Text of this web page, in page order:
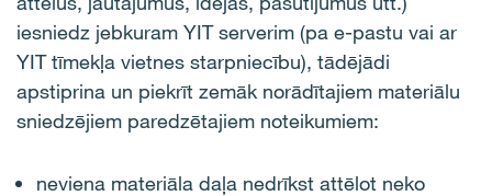
iesniedz jebkuram YIT serverim (pa e-pastu vai ar
YIT tīmekļa vietnes starpniecību), tādējādi
apstiprina un piekrīt zemāk norādītajiem materiālu
sniedzējiem paredzētajiem noteikumiem:
neviena materiāla daļa nedrīkst attēlot neko